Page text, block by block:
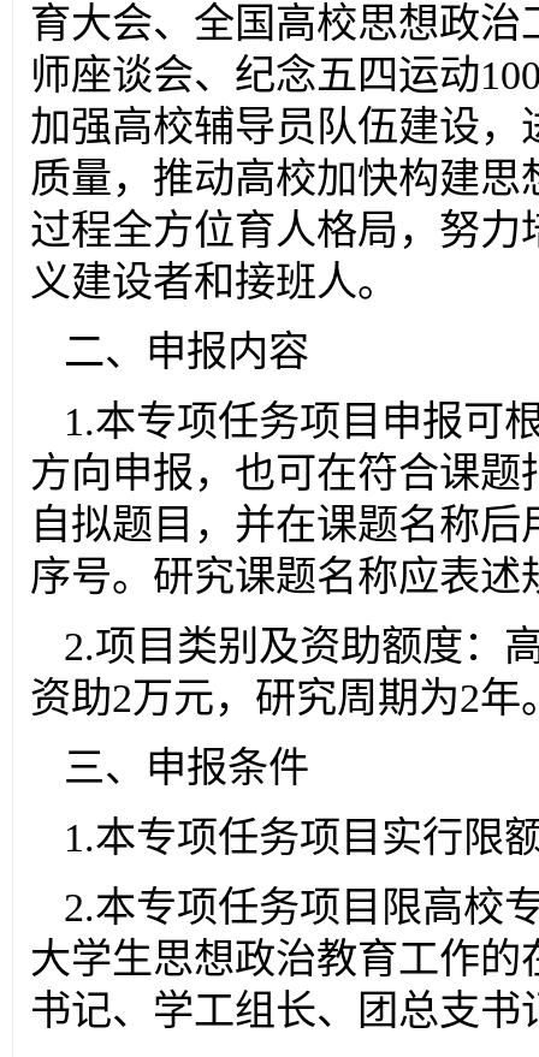
育大会、全国高校思想政
师座谈会、纪念五四运动
加强高校辅导员队伍建设
质量，推动高校加快构建
过程全方位育人格局，努
义建设者和接班人。
二、申报内容
1.本专项任务项目申报可
方向申报，也可在符合课
自拟题目，并在课题名称
序号。研究课题名称应表述
2.项目类别及资助额度：
资助2万元，研究周期为2年
三、申报条件
1.本专项任务项目实行限
2.本专项任务项目限高校
大学生思想政治教育工作
书记、学工组长、团总支书